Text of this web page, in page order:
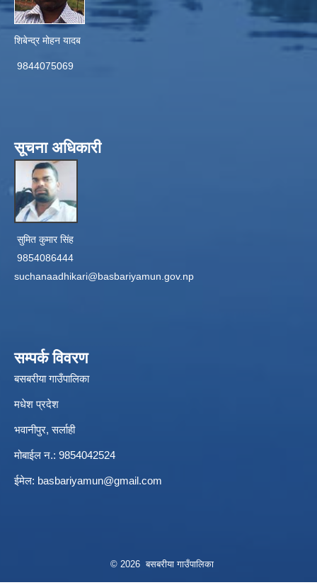
शिबेन्द्र मोहन यादब
9844075069
सूचना अधिकारी
सुमित कुमार सिंह
9854086444
suchanaadhikari@basbariyamun.gov.np
सम्पर्क विवरण
बसबरीया गाउँपालिका
मधेश प्रदेश
भवानीपुर, सर्लाही
मोबाईल न.: 9854042524
ईमेल: basbariyamun@gmail.com
© 2026 बसबरीया गाउँपालिका